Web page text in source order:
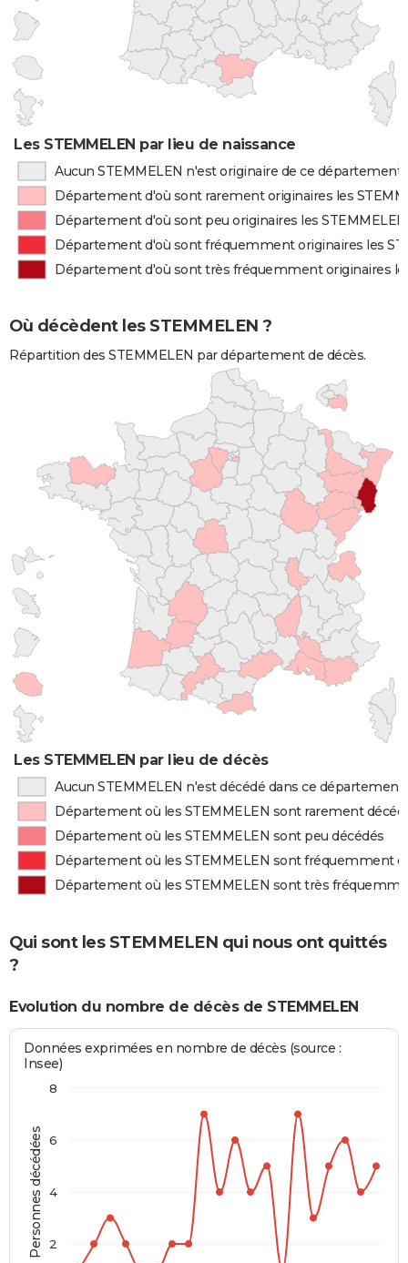
Les STEMMELEN par lieu de naissance
Aucun STEMMELEN n'est originaire de ce département
Département d'où sont rarement originaires les
Département d'où sont peu originaires les STEMMELEN
Département d'où sont fréquemment originaires les
Département d'où sont très fréquemment originaires
Où décèdent les STEMMELEN ?
Répartition des STEMMELEN par département de décès.
Les STEMMELEN par lieu de décès
Aucun STEMMELEN n'est décédé dans ce département
Département où les STEMMELEN sont rarement
Département où les STEMMELEN sont peu décédés
Département où les STEMMELEN sont fréquemment
Département où les STEMMELEN sont très
Qui sont les STEMMELEN qui nous ont quittés
?
Evolution du nombre de décès de STEMMELEN
Personnes décédées
Données exprimées en nombre de décès (source :
Insee)
2
4
6
8